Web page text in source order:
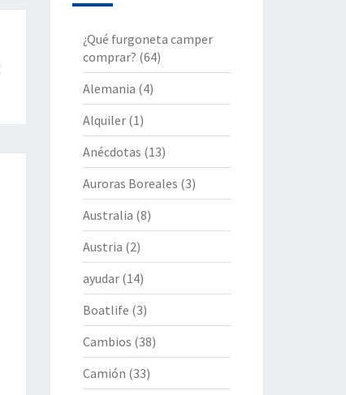
¿Qué furgoneta camper
comprar? (64)
Alemania (4)
Alquiler(1)
Anécdotas (13)
Auroras Boreales (3)
Australia (8)
Austria (2)
ayudar(14)
Boatlife (3)
Cambios (38)
Camión (33)